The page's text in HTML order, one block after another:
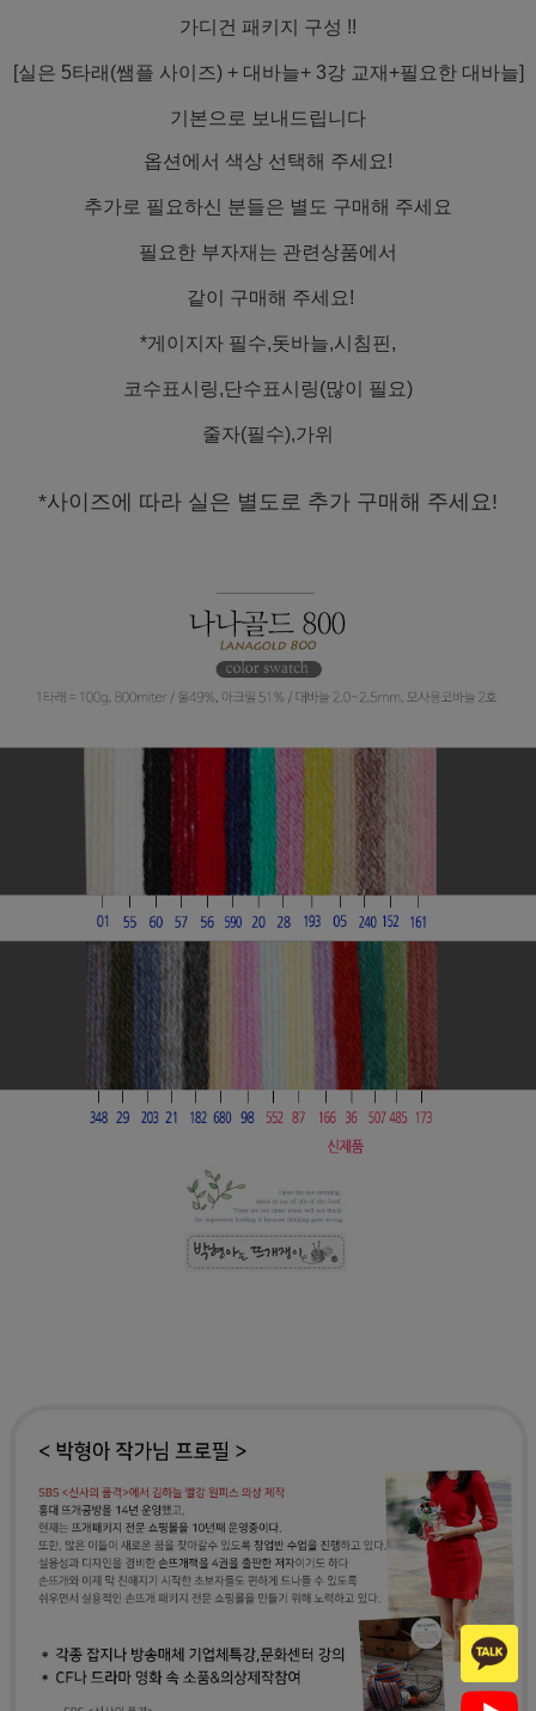
가디건 패키지 구성 !!
[실은 5타래(쌤플 사이즈) + 대바늘+ 3강 교재+필요한 대바늘]
기본으로 보내드립니다
옵션에서 색상 선택해 주세요!
추가로 필요하신 분들은 별도 구매해 주세요
필요한 부자재는 관련상품에서
같이 구매해 주세요!
*게이지자 필수,돗바늘,시침핀,
코수표시링,단수표시링(많이 필요)
줄자(필수),가위
*사이즈에 따라 실은 별도로 추가 구매해 주세요!